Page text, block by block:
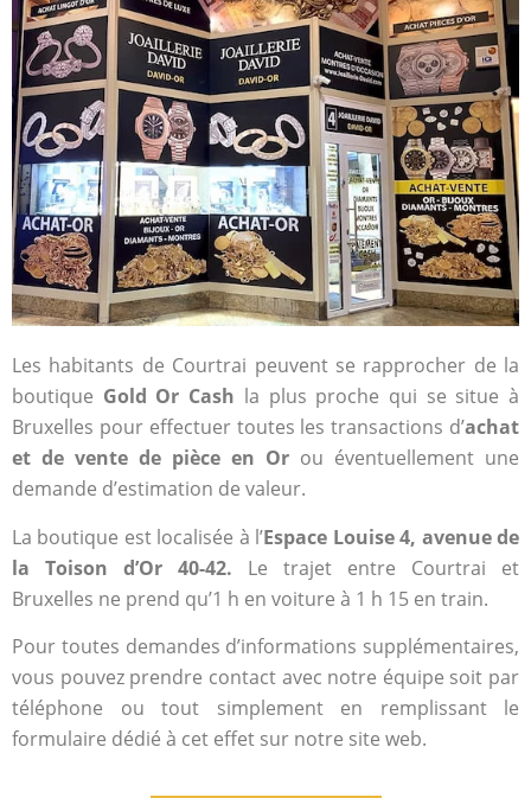
Les habitants de Courtrai peuvent se rapprocher de la
boutique Gold Or Cash la plus proche qui se situe à
Bruxelles pour effectuer toutes les transactions d’achat
et de vente de pièce en Or ou éventuellement une
demande d’estimation de valeur.
La boutique est localisée à l’Espace Louise 4, avenue de
la Toison d’Or 40-42. Le trajet entre Courtrai et
Bruxelles ne prend qu’1 h en voiture à 1 h 15 en train.
Pour toutes demandes d’informations supplémentaires,
vous pouvez prendre contact avec notre équipe soit par
téléphone ou tout simplement en remplissant le
formulaire dédié à cet effet sur notre site web.